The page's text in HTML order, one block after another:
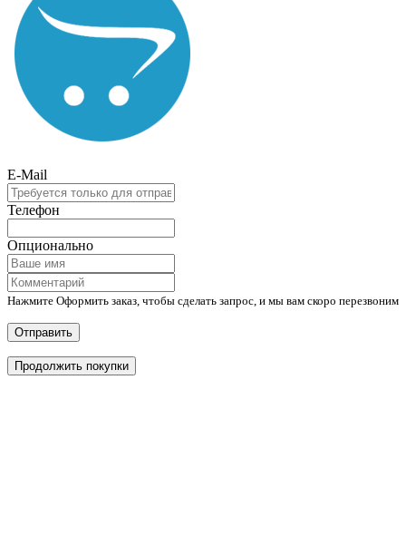
E-Mail
Телефон
Опционально
Нажмите Оформить заказ, чтобы сделать запрос, и мы вам скоро перезвоним
Отправить
Продолжить покупки